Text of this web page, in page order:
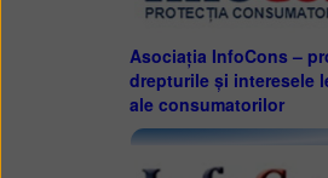
Asociația InfoCons –
drepturile și interesele
ale consumatorilor